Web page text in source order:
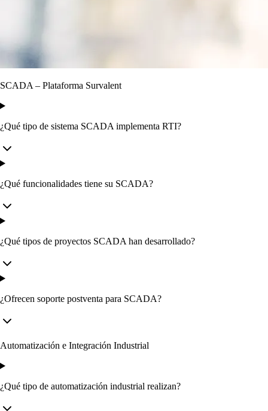
SCADA – Plataforma Survalent
¿Qué tipo de sistema SCADA implementa RTI?
¿Qué funcionalidades tiene su SCADA?
¿Qué tipos de proyectos SCADA han desarrollado?
¿Ofrecen soporte postventa para SCADA?
Automatización e Integración Industrial
¿Qué tipo de automatización industrial realizan?